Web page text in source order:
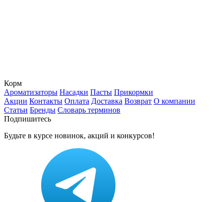
Корм
Ароматизаторы Насадки Пасты Прикормки
Акции Контакты Оплата Доставка Возврат О компании
Статьи Бренды Словарь терминов
Подпишитесь
Будьте в курсе новинок, акций и конкурсов!